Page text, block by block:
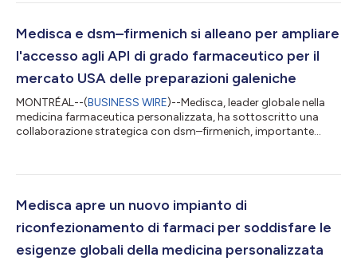
continuazione del progresso dei prodotti, dei servizi, della
Medisca e dsm–firmenich si alleano per ampliare
l'accesso agli API di grado farmaceutico per il
mercato USA delle preparazioni galeniche
MONTRÉAL--(BUSINESS WIRE)--Medisca, leader globale nella
medicina farmaceutica personalizzata, ha sottoscritto una
collaborazione strategica con dsm–firmenich, importante
Medisca metterà a disposizione dei professionisti della
farmaceutici attivi (API) vitaminici di grado farmaceutico per
ampliare l'accesso a ingred...
Medisca apre un nuovo impianto di
riconfezionamento di farmaci per soddisfare le
esigenze globali della medicina personalizzata